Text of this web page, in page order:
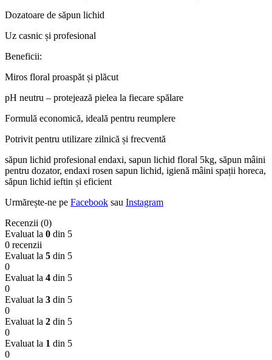
Dozatoare de săpun lichid
Uz casnic și profesional
Beneficii:
Miros floral proaspăt și plăcut
pH neutru – protejează pielea la fiecare spălare
Formulă economică, ideală pentru reumplere
Potrivit pentru utilizare zilnică și frecventă
săpun lichid profesional endaxi, sapun lichid floral 5kg, săpun mâini
pentru dozator, endaxi rosen sapun lichid, igienă mâini spații horeca,
săpun lichid ieftin și eficient
Urmărește-ne pe Facebook sau Instagram
Recenzii (0)
Evaluat la 0 din 5
0 recenzii
Evaluat la 5 din 5
0
Evaluat la 4 din 5
0
Evaluat la 3 din 5
0
Evaluat la 2 din 5
0
Evaluat la 1 din 5
0